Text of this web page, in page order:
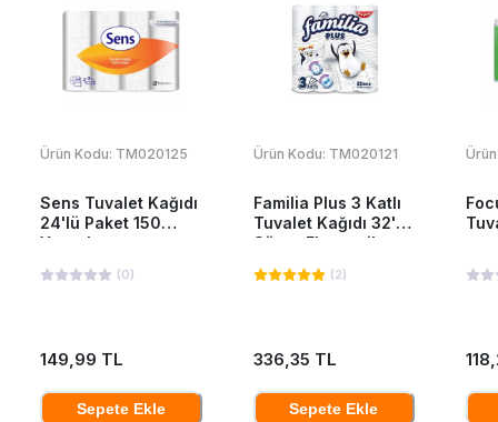
Ürün Kodu: TM020125
Sens Tuvalet Kağıdı
24'lü Paket 150
Yaprak
(0)
149,99 TL
Sepete Ekle
Ürün Kodu: TM020121
Familia Plus 3 Katlı
Tuvalet Kağıdı 32'li
Süper Ekonomik
(2)
336,35 TL
Sepete Ekle